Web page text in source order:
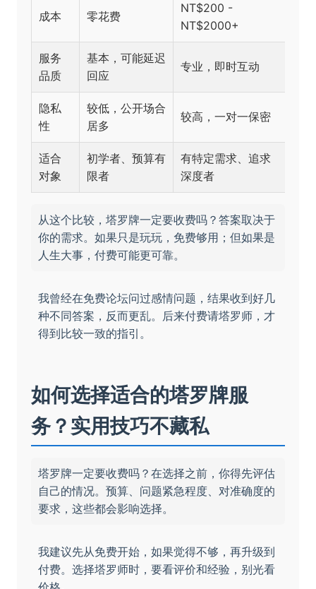
成本 零花费
NT$200 -
NT$2000+
服务
品质
基本，可能延迟
回应
专业，即时互动
隐私
性
较低，公开场合
居多
较高，一对一保密
适合
对象
初学者、预算有
限者
有特定需求、追求
深度者
从这个比较，塔罗牌一定要收费吗？答案取决于
你的需求。如果只是玩玩，免费够用；但如果是
人生大事，付费可能更可靠。
我曾经在免费论坛问过感情问题，结果收到好几
种不同答案，反而更乱。后来付费请塔罗师，才
得到比较一致的指引。
如何选择适合的塔罗牌服
务？实用技巧不藏私
塔罗牌一定要收费吗？在选择之前，你得先评估
自己的情况。预算、问题紧急程度、对准确度的
要求，这些都会影响选择。
我建议先从免费开始，如果觉得不够，再升级到
付费。选择塔罗师时，要看评价和经验，别光看